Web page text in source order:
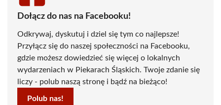
Dołącz do nas na Facebooku!
Odkrywaj, dyskutuj i dziel się tym co najlepsze!
Przyłącz się do naszej społeczności na Facebooku,
gdzie możesz dowiedzieć się więcej o lokalnych
wydarzeniach w Piekarach Śląskich. Twoje zdanie się
liczy - polub naszą stronę i bądź na bieżąco!
Polub nas!